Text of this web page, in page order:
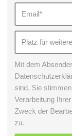
Mit dem
sind. Sie
Verarbeitung
Zweck der
zu.